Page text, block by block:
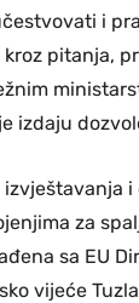
i
kroz pitanja,
izdaju
izvještavanja
za
sa EU
vijeće